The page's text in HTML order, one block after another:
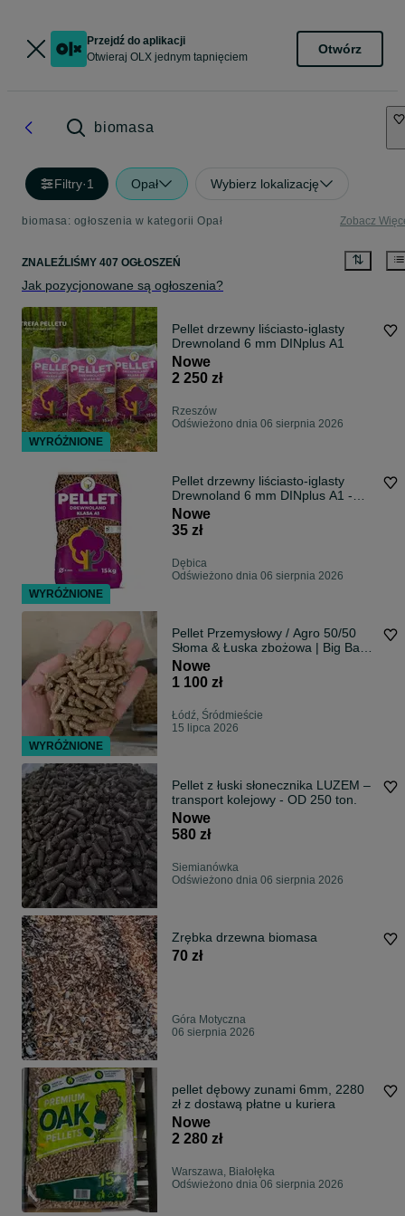
Przejdź do aplikacji
Otwieraj OLX jednym tapnięciem
Otwórz
biomasa
Filtry·1 Opał Wybierz lokalizację
biomasa: ogłoszenia w kategorii Opał Zobacz
ZNALEŹLIŚMY 407 OGŁOSZEŃ
Jak pozycjonowane są ogłoszenia?
Pellet drzewny liściasto-iglasty
Drewnoland 6 mm DINplus A1
Nowe
2 250 zł
Rzeszów
Odświeżono dnia 06 sierpnia 2026
Pellet drzewny liściasto-iglasty
Drewnoland 6 mm DINplus A1 -
szybki transport i komfortowy
rozładunek
Nowe
35 zł
Dębica
Odświeżono dnia 06 sierpnia 2026
Pellet Przemysłowy / Agro 50/50
Słoma & Łuska zbożowa | Big Bag /
Luz
Nowe
1 100 zł
Łódź, Śródmieście
15 lipca 2026
Pellet z łuski słonecznika LUZEM –
transport kolejowy - OD 250 ton.
Nowe
580 zł
Siemianówka
Odświeżono dnia 06 sierpnia 2026
Zrębka drzewna biomasa
70 zł
Góra Motyczna
06 sierpnia 2026
pellet dębowy zunami 6mm, 2280
zł z dostawą płatne u kuriera
Nowe
2 280 zł
Warszawa, Białołęka
Odświeżono dnia 06 sierpnia 2026
WYRÓŻNIONE
WYRÓŻNIONE
WYRÓŻNIONE